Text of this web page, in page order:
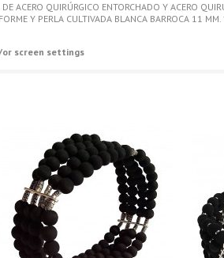
ACERO QUIRÚRGICO ENTORCHADO Y ACERO
Y PERLA CULTIVADA BLANCA BARROCA 11
screen settings